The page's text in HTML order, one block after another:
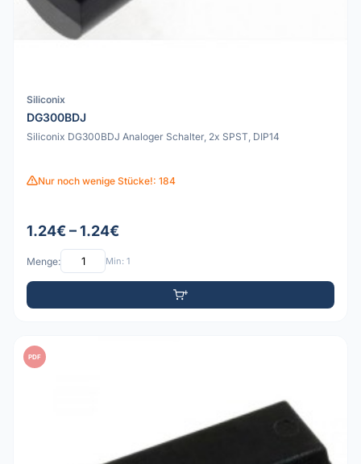
Siliconix
DG300BDJ
Siliconix DG300BDJ Analoger Schalter, 2x SPST, DIP14
Nur noch wenige Stücke!: 184
1.24€ – 1.24€
Menge: Min: 1
PDF